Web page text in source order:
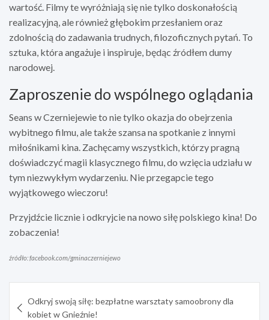
wartość. Filmy te wyróżniają się nie tylko doskonałością
realizacyjną, ale również głębokim przesłaniem oraz
zdolnością do zadawania trudnych, filozoficznych pytań. To
sztuka, która angażuje i inspiruje, będąc źródłem dumy
narodowej.
Zaproszenie do wspólnego oglądania
Seans w Czerniejewie to nie tylko okazja do obejrzenia
wybitnego filmu, ale także szansa na spotkanie z innymi
miłośnikami kina. Zachęcamy wszystkich, którzy pragną
doświadczyć magii klasycznego filmu, do wzięcia udziału w
tym niezwykłym wydarzeniu. Nie przegapcie tego
wyjątkowego wieczoru!
Przyjdźcie licznie i odkryjcie na nowo siłę polskiego kina! Do
zobaczenia!
źródło: facebook.com/gminaczerniejewo
wpisu
Odkryj swoją siłę: bezpłatne warsztaty samoobrony dla
kobiet w Gnieźnie!